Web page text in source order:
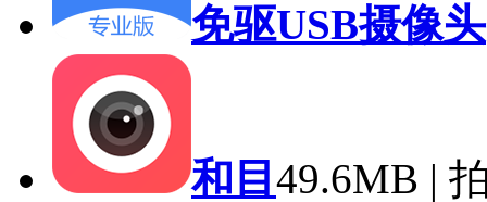
免驱USB摄像头
和目 49.6MB |